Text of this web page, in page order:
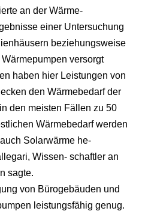
an der Wärme-
einer Untersuchung
beziehungsweise
versorgt
haben hier Leistungen von
den Wärmebedarf der
den meisten Fällen zu 50
Wärmebedarf werden
Solarwärme he-
Wissen- schaftler an
sagte.
von Bürogebäuden und
leistungsfähig genug.